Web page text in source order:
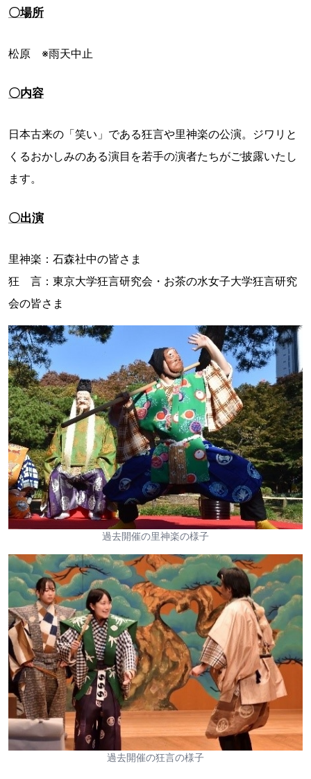
〇場所
松原 ※雨天中止
〇内容
日本古来の「笑い」である狂言や里神楽の公演。ジワリと
くるおかしみのある演目を若手の演者たちがご披露いたし
ます。
〇出演
里神楽：石森社中の皆さま
狂 言：東京大学狂言研究会・お茶の水女子大学狂言研究
会の皆さま
過去開催の里神楽の様子
過去開催の狂言の様子